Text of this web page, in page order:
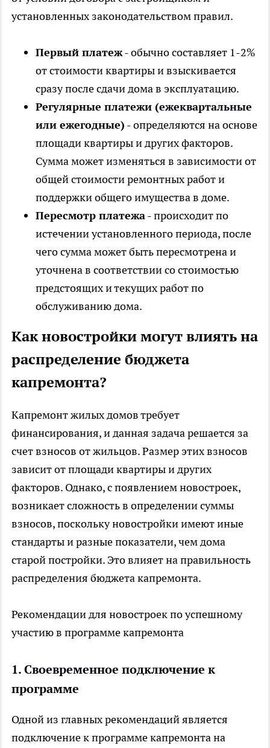
установленных законодательством правил.
Первый платеж- обычно составляет 1-2%
от стоимости квартиры и взыскивается
сразу после сдачи дома в эксплуатацию.
Регулярные платежи (ежеквартальные
или ежегодные) - определяются на основе
площади квартиры и других факторов.
Сумма может изменяться в зависимости от
общей стоимости ремонтных работ и
поддержки общего имущества в доме.
Пересмотр платежа- происходит по
истечении установленного периода, после
чего сумма может быть пересмотрена и
уточнена в соответствии со стоимостью
предстоящих и текущих работ по
обслуживанию дома.
Как новостройки могут влиять на
распределение бюджета
капремонта?
Капремонт жилых домов требует
финансирования, и данная задача решается за
счет взносов от жильцов. Размер этих взносов
зависит от площади квартиры и других
факторов. Однако, с появлением новостроек,
возникает сложность в определении суммы
взносов, поскольку новостройки имеют иные
стандарты и разные показатели, чем дома
старой постройки. Это влияет на правильность
распределения бюджетакапремонта.
Рекомендации для новостроек по успешному
участию в программе капремонта
1. Своевременное подключение к
программе
Одной из главных рекомендаций является
подключение к программе капремонта на